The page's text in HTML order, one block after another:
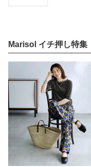
Marisol イチ押し特集